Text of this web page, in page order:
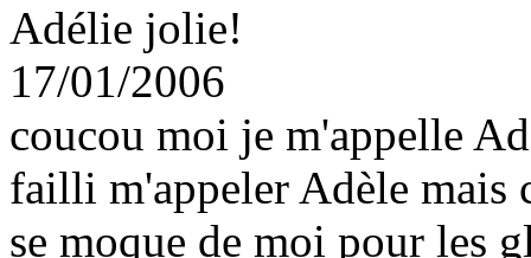
Adélie jolie!
17/01/2006
coucou moi je m'appelle
failli m'appeler Adèle mais
se moque de moi pour les